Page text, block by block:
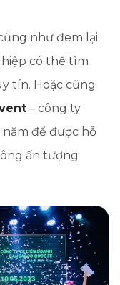
như đem lại
có thể tìm
tín. Hoặc cũng
– công ty
năm để được hỗ
ấn tượng